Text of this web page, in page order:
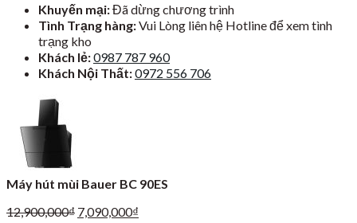
là:
12,900,000₫.
tại
là:
Khuyến mại:Đã dừng chương trình
Tình Trạng hàng:Vui Lòng liên hệ Hotline để xem tình
trạng kho
Khách lẻ:0987 787 960
Khách Nội Thất:0972 556 706
Máy hút mùi Bauer BC 90ES
12,900,000₫ Giá
7,090,000₫